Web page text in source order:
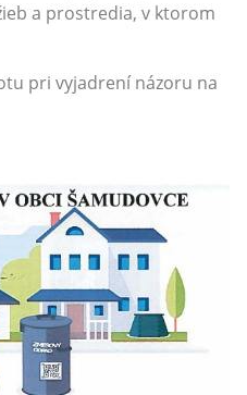
a prostredia, v ktorom
pri vyjadrení názoru na